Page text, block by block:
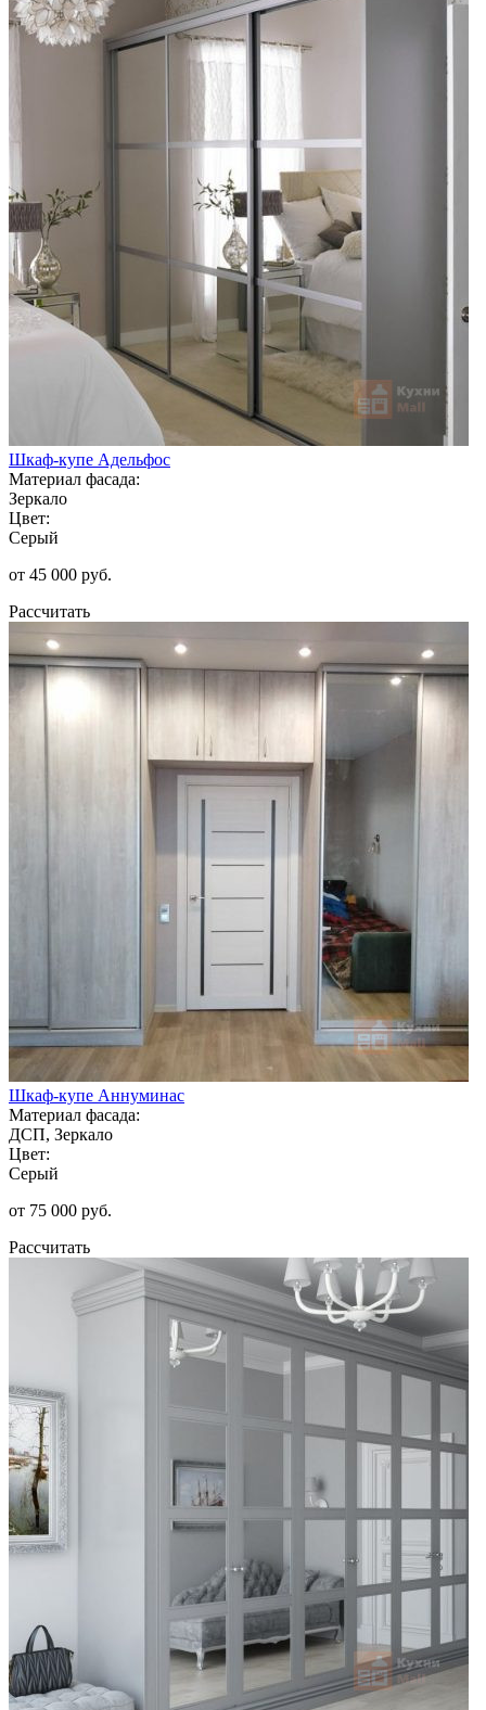
Шкаф-купе Адельфос
Материал фасада:
Зеркало
Цвет:
Серый
от 45 000 руб.
Рассчитать
Шкаф-купе Аннуминас
Материал фасада:
ДСП, Зеркало
Цвет:
Серый
от 75 000 руб.
Рассчитать